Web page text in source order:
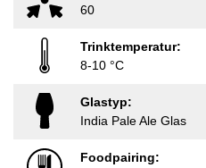
60
Trinktemperatur:
8-10 °C
Glastyp:
India Pale Ale Glas
Foodpairing: